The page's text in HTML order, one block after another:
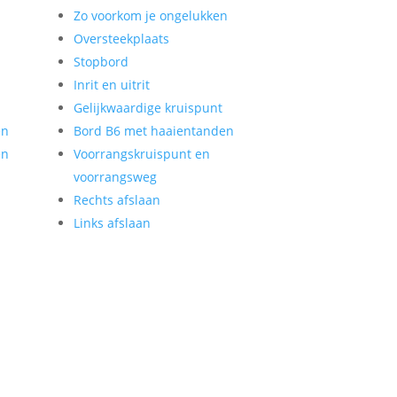
Zo voorkom je ongelukken
Oversteekplaats
Stopbord
Inrit en uitrit
Gelijkwaardige kruispunt
Bord B6 met haaientanden
Voorrangskruispunt en
voorrangsweg
Rechts afslaan
Links afslaan